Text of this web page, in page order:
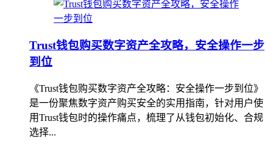
Trust钱包购买数字资产全攻略，安全操作一步
到位
《Trust钱包购买数字资产全攻略：安全操作一步到位》
是一份聚焦数字资产购买安全的实用指南，针对用户使
用Trust钱包时的操作痛点，梳理了从钱包初始化、合规
选择...